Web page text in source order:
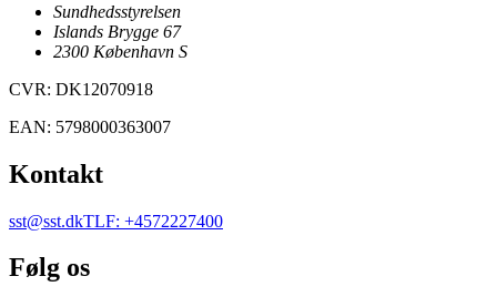
Sundhedsstyrelsen
Islands Brygge 67
2300 København S
CVR: DK12070918
EAN: 5798000363007
Kontakt
sst@sst.dkTLF: +4572227400
Følg os